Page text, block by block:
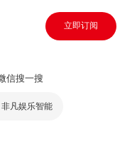
立即订阅
信搜一搜
非凡娱乐智能